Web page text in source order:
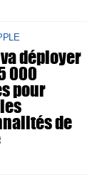
déployer
000
pour
de